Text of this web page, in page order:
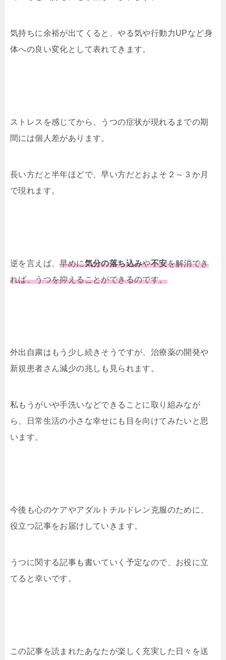
気持ちに余裕が出てくると、やる気や行動力UPなど身
体への良い変化として表れてきます。
ストレスを感じてから、うつの症状が現れるまでの期
間には個人差があります。
長い方だと半年ほどで、早い方だとおよそ２～３か月
で現れます。
逆を言えば、早めに気分の落ち込みや不安を解消でき
れば、うつを抑えることができるのです。
外出自粛はもう少し続きそうですが、治療薬の開発や
新規患者さん減少の兆しも見られます。
私もうがいや手洗いなどできることに取り組みなが
ら、日常生活の小さな幸せにも目を向けてみたいと思
います。
今後も心のケアやアダルトチルドレン克服のために、
役立つ記事をお届けしていきます。
うつに関する記事も書いていく予定なので、お役に立
てると幸いです。
この記事を読まれたあなたが楽しく充実した日々を送